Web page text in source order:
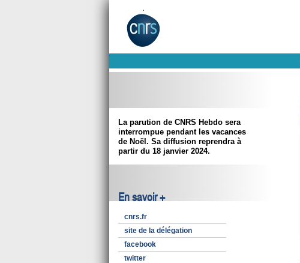
La parution de CNRS Hebdo sera
interrompue pendant les vacances
de Noël. Sa diffusion reprendra à
partir du 18 janvier 2024.
En savoir +
cnrs.fr
site de la délégation
facebook
twitter